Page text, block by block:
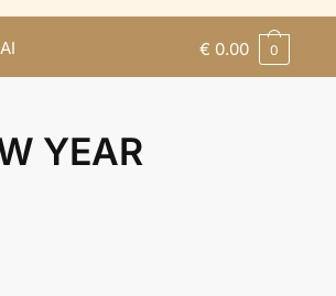
€ 0.00 0
YEAR